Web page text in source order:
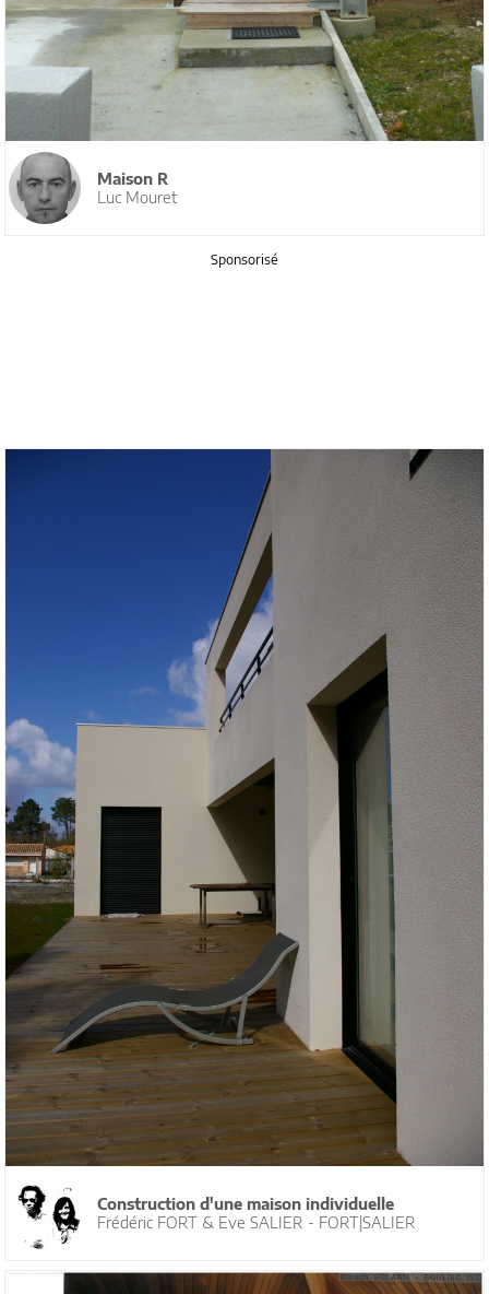
Maison R
Luc Mouret
Sponsorisé
Construction d'une maison individuelle
Frédéric FORT & Eve SALIER - FORT|SALIER